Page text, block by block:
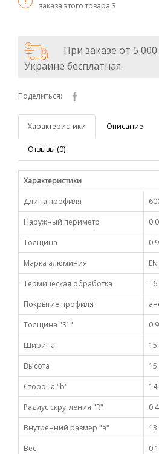
заказа этого товара 3
При заказе от 5
Украине бесплатная.
Поделиться:
Характеристики Описание
Отзывы (0)
Характеристики
Длина профиля
Наружный периметр
Толщина
Марка алюминия
Термическая обработка
Т6
Покрытие профиля
Толщина "S1"
Ширина
Высота
Сторона "b"
Радиус скругления "R"
Внутренний размер "a"
Вес